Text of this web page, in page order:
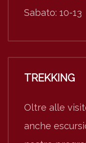
Sabato: 10-13
TREKKING
Oltre alle
anche